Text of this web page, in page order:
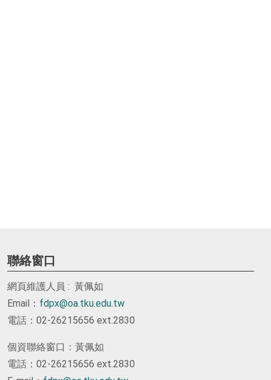
聯絡窗口
網頁維護人員 : 黃佩如
Email： fdpx@oa.tku.edu.tw
電話：02-26215656 ext.2830
個資聯絡窗口：黃佩如
電話：02-26215656 ext.2830